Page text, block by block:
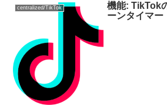
centralized/TikTok
機能: TikTok
ーンタイマー